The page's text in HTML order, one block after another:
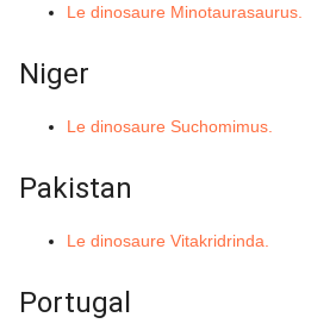
Le dinosaure Minotaurasaurus.
Niger
Le dinosaure Suchomimus.
Pakistan
Le dinosaure Vitakridrinda.
Portugal